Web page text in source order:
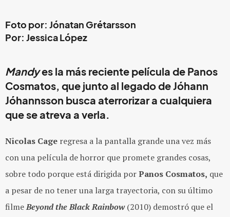
Foto por: Jónatan Grétarsson
Por: Jessica López
Mandyes la más reciente película de Panos
Cosmatos, que junto al legado de Jóhann
Jóhannsson busca aterrorizar a cualquiera
que se atreva a verla.
Nicolas Cage regresa a la pantalla grande una vez más
con una película de horror que promete grandes cosas,
sobre todo porque está dirigida porPanos Cosmatos, que
a pesar de no tener una larga trayectoria, con su último
filmeBeyond the Black Rainbow(2010) demostró que el